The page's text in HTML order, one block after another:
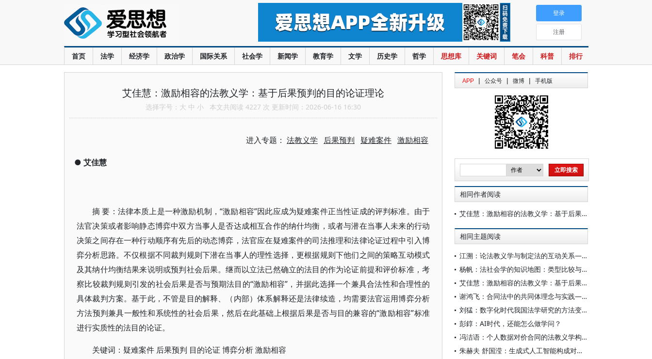
首页 法学 经济学 政治学 国际关系 社会学 新闻学 教育学 文学 历史学 哲学 思想库 关键词 笔会 科普 排行
登录
注册
艾佳慧：激励相容的法教义学：基于后果预判的目的论证理论
选择字号： 大 中 小 本文共阅读 4227 次 更新时间：2026-06-16 16:30
进入专题： 法教义学 后果预判 疑难案件 激励相容
● 艾佳慧
摘 要：法律本质上是一种激励机制，“激励相容”因此应成为疑难案件正当性证成的评判标准。由于
法官决策或者影响静态博弈中双方当事人是否达成相互合作的纳什均衡，或者与潜在当事人未来的行动
决策之间存在一种行动顺序有先后的动态博弈，法官应在疑难案件的司法推理和法律论证过程中引入博
弈分析思路。不仅根据不同裁判规则下潜在当事人的理性选择，更根据规则下他们之间的策略互动模式
及其纳什均衡结果来说明或预判社会后果。继而以立法已然确立的法目的作为论证前提和评价标准，考
察比较裁判规则引发的社会后果是否与预期法目的“激励相容”，并据此选择一个兼具合法性和合理性的
具体裁判方案。基于此，不管是目的解释、（内部）体系解释还是法律续造，均需要法官运用博弈分析
方法预判兼具一般性和系统性的社会后果，然后在此基础上根据后果是否与目的兼容的“激励相容”标准
进行实质性的法目的论证。
关键词：疑难案件 后果预判 目的论证 博弈分析 激励相容
APP | 公众号 | 微博 | 手机版
相同作者阅读
艾佳慧：激励相容的法教义学：基于后果预判的目的论证理论
相同主题阅读
江溯：论法教义学与制定法的互动关系——以刑法再法典化为视角
杨帆：法社会学的知识地图：类型比较与功能定位
艾佳慧：激励相容的法教义学：基于后果预判的目的论证理论
谢鸿飞：合同法中的共同体理念与实践——关系契约理论的法教义学转换
刘猛：数字化时代我国法学研究的方法变迁及其前景
彭錞：AI时代，还能怎么做学问？
冯洁语：个人数据对价合同的法教义学构造
朱赫夫 舒国滢：生成式人工智能构成对法律人的真正挑战吗——以疑难案件处理为中心